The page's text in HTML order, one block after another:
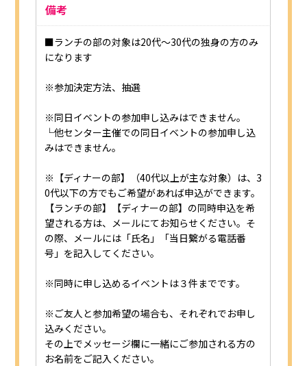
備考
■ランチの部の対象は20代～30代の独身の方のみ
になります
※参加決定方法、抽選
※同日イベントの参加申し込みはできません。
└他センター主催での同日イベントの参加申し込
みはできません。
※【ディナーの部】（40代以上が主な対象）は、3
0代以下の方でもご希望があれば申込ができます。
【ランチの部】【ディナーの部】の同時申込を希
望される方は、メールにてお知らせください。そ
の際、メールには「氏名」「当日繋がる電話番
号」を記入してください。
※同時に申し込めるイベントは３件までです。
※ご友人と参加希望の場合も、それぞれでお申し
込みください。
その上でメッセージ欄に一緒にご参加される方の
お名前をご記入ください。